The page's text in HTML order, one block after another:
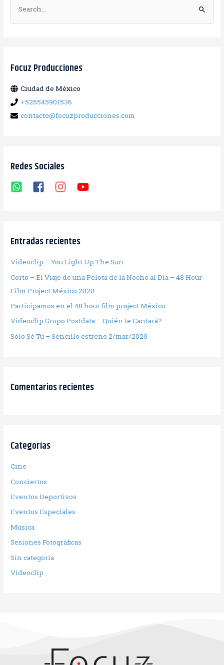
u
a
:
Focuz Producciones
Ciudad de México
+525545901536
contacto@focuzproducciones.com
Redes Sociales
Entradas recientes
Videoclip – You Light Up The Sun
Corto – El Viaje de una Pelota de la Noche al Día – 48 Hour
Film Project México 2020
Participamos en el 48 hour film project México
Videoclip Grupo Postdata – Quién te Cantará?
Sólo Sé Tú – Sencillo estreno 2/mar/2020
Comentarios recientes
Categorías
Cine
Conciertos
Eventos Deportivos
Eventos Especiales
Música
Sesiones Fotográficas
Sin categoría
Videoclip